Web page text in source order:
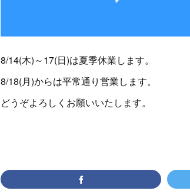
8/14(木)～17(日)は夏季休業します。
8/18(月)からは平常通り営業します。
どうぞよろしくお願いいたします。